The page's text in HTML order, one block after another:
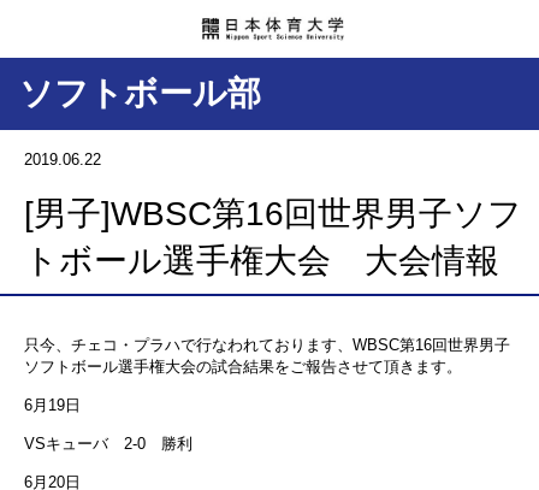
ソフトボール部
2019.06.22
[男子]WBSC第16回世界男子ソフ
トボール選手権大会 大会情報
只今、チェコ・プラハで行なわれております、WBSC第16回世界男子
ソフトボール選手権大会の試合結果をご報告させて頂きます。
6月19日
VSキューバ 2-0 勝利
6月20日